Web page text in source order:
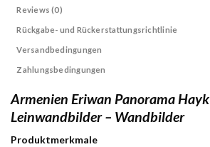
Reviews (0)
Rückgabe- und Rückerstattungsrichtlinie
Versandbedingungen
Zahlungsbedingungen
Armenien Eriwan Panorama
Leinwandbilder – Wandbilder
Produktmerkmale